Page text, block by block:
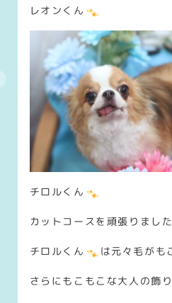
レオンくん
チロルくん
カットコースを頑張りました
チロルくん は元々毛がも
さらにもこもこな大人の飾